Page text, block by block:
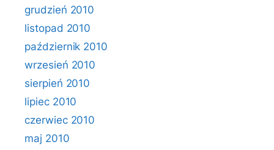
grudzień 2010
listopad 2010
październik 2010
wrzesień 2010
sierpień 2010
lipiec 2010
czerwiec 2010
maj 2010